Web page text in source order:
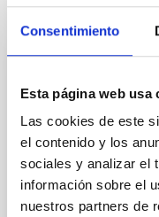
Consentimiento
Esta página web usa
Las cookies de este
el contenido y los
sociales y analizar el
información sobre el
nuestros partners de
It may
PARALAJES
A major fraction
universe is in the
except using
this. The IAC has